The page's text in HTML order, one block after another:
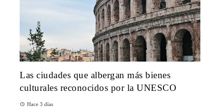
Las ciudades que albergan más bienes
culturales reconocidos por la UNESCO
Hace 3 días